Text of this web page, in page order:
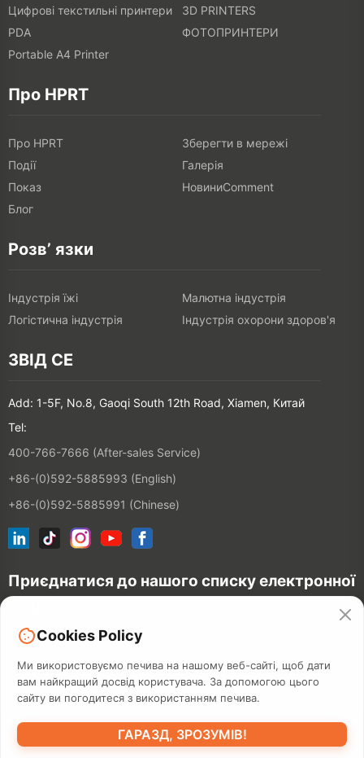
Цифрові текстильні принтери
3D PRINTERS
PDA
ФОТОПРИНТЕРИ
Portable A4 Printer
Про HPRT
Про HPRT
Зберегти в мережі
Події
Галерія
Показ
НовиниComment
Блог
Розв’ язки
Індустрія їжі
Малютна індустрія
Логістична індустрія
Індустрія охорони здоров'я
ЗВІД СЕ
Add: 1-5F, No.8, Gaoqi South 12th Road, Xiamen, Китай
Tel:
400-766-7666 (After-sales Service)
+86-(0)592-5885993 (English)
+86-(0)592-5885991 (Chinese)
Приєднатися до нашого списку електронної
©2026 XIAMEN HANIN CO., LTD.ПОЛІТИКА ПРИВАТНОСТІ
ТЕРМІН ВИКОРИСТАННЯ МАПА САЙТІВ
єднатися
Cookies Policy
Ми використовуємо печива на нашому веб-сайті, щоб дати
вам найкращий досвід користувача. За допомогою цього
сайту ви погодитеся з використанням печива.
ГАРАЗД, ЗРОЗУМІВ!